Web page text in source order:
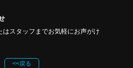
はスタッフまでお気軽にお声がけ
<<戻る